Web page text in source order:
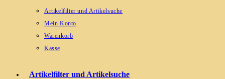
Artikelfilter und Artikelsuche
Mein Konto
Warenkorb
Kasse
Artikelfilter und Artikelsuche